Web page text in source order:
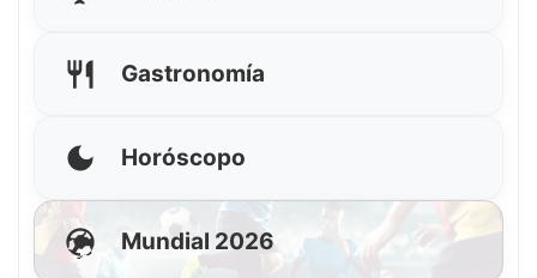
Gastronomía
Horóscopo
Mundial 2026